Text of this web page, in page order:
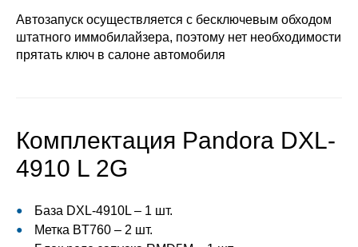
Автозапуск осуществляется с бесключевым обходом
штатного иммобилайзера, поэтому нет необходимости
прятать ключ в салоне автомобиля
Комплектация Pandora DXL-
4910 L 2G
База DXL-4910L – 1 шт.
Метка BT760 – 2 шт.